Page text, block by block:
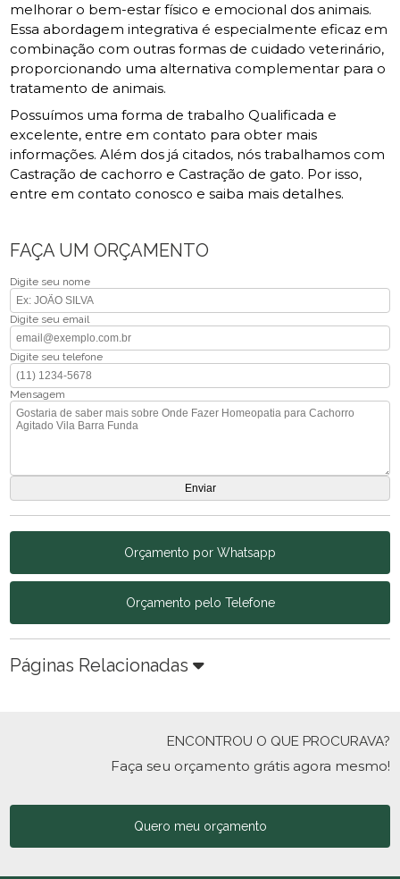
melhorar o bem-estar físico e emocional dos animais.
Essa abordagem integrativa é especialmente eficaz em
combinação com outras formas de cuidado veterinário,
proporcionando uma alternativa complementar para o
tratamento de animais.
Possuímos uma forma de trabalho Qualificada e
excelente, entre em contato para obter mais
informações. Além dos já citados, nós trabalhamos com
Castração de cachorro e Castração de gato. Por isso,
entre em contato conosco e saiba mais detalhes.
FAÇA UM ORÇAMENTO
Digite seu nome
Digite seu email
Digite seu telefone
Mensagem
Orçamento por Whatsapp
Orçamento pelo Telefone
Páginas Relacionadas
ENCONTROU O QUE PROCURAVA?
Faça seu orçamento grátis agora mesmo!
Quero meu orçamento